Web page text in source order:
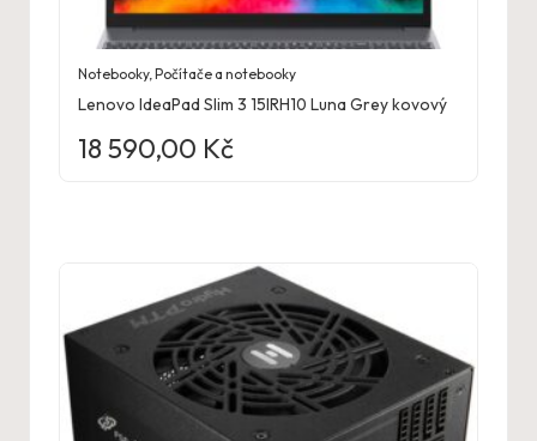
Notebooky,Počítače a notebooky
Lenovo IdeaPad Slim 3 15IRH10 Luna Grey kovový
18 590,00 Kč